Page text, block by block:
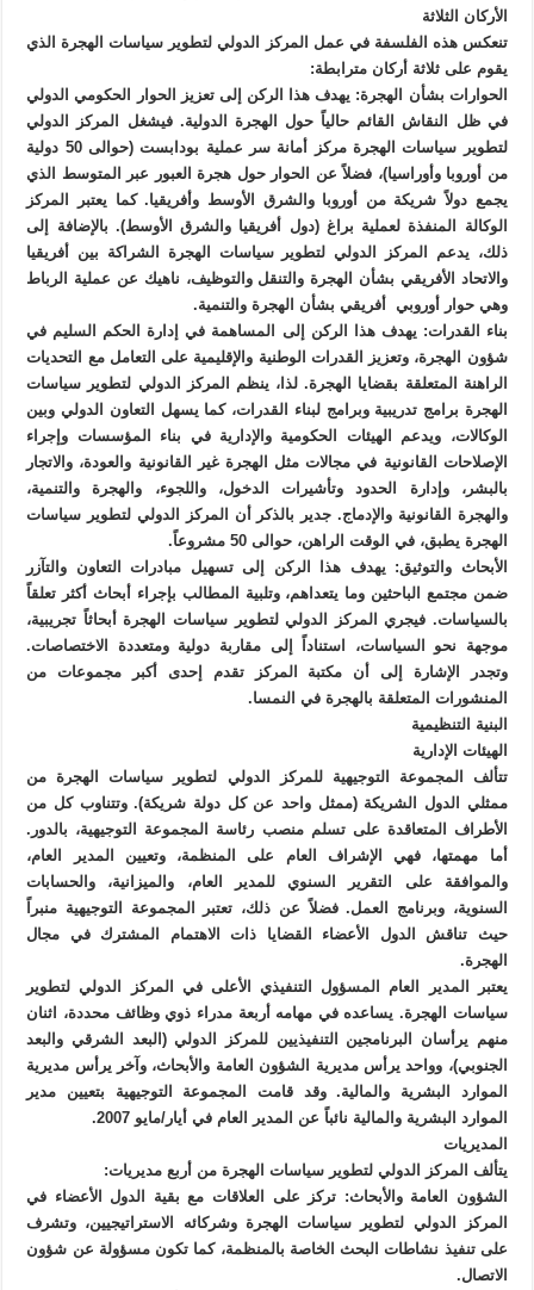
الأركان الثلاثة
تنعكس هذه الفلسفة في عمل المركز الدولي لتطوير سياسات الهجرة الذي
يقوم على ثلاثة أركان مترابطة:
الحوارات بشأن الهجرة: يهدف هذا الركن إلى تعزيز الحوار الحكومي الدولي
في ظل النقاش القائم حالياً حول الهجرة الدولية. فيشغل المركز الدولي
لتطوير سياسات الهجرة مركز أمانة سر عملية بودابست (حوالى 50 دولية
من أوروبا وأوراسيا)، فضلاً عن الحوار حول هجرة العبور عبر المتوسط الذي
يجمع دولاً شريكة من أوروبا والشرق الأوسط وأفريقيا. كما يعتبر المركز
الوكالة المنفذة لعملية براغ (دول أفريقيا والشرق الأوسط). بالإضافة إلى
ذلك، يدعم المركز الدولي لتطوير سياسات الهجرة الشراكة بين أفريقيا
والاتحاد الأفريقي بشأن الهجرة والتنقل والتوظيف، ناهيك عن عملية الرباط
وهي حوار أوروبي أفريقي بشأن الهجرة والتنمية.
بناء القدرات: يهدف هذا الركن إلى المساهمة في إدارة الحكم السليم في
شؤون الهجرة، وتعزيز القدرات الوطنية والإقليمية على التعامل مع التحديات
الراهنة المتعلقة بقضايا الهجرة. لذا، ينظم المركز الدولي لتطوير سياسات
الهجرة برامج تدريبية وبرامج لبناء القدرات، كما يسهل التعاون الدولي وبين
الوكالات، ويدعم الهيئات الحكومية والإدارية في بناء المؤسسات وإجراء
الإصلاحات القانونية في مجالات مثل الهجرة غير القانونية والعودة، والاتجار
بالبشر، وإدارة الحدود وتأشيرات الدخول، واللجوء، والهجرة والتنمية،
والهجرة القانونية والإدماج. جدير بالذكر أن المركز الدولي لتطوير سياسات
الهجرة يطبق، في الوقت الراهن، حوالى 50 مشروعاً.
الأبحاث والتوثيق: يهدف هذا الركن إلى تسهيل مبادرات التعاون والتآزر
ضمن مجتمع الباحثين وما يتعداهم، وتلبية المطالب بإجراء أبحاث أكثر تعلقاً
بالسياسات. فيجري المركز الدولي لتطوير سياسات الهجرة أبحاثاً تجريبية،
موجهة نحو السياسات، استناداً إلى مقاربة دولية ومتعددة الاختصاصات.
وتجدر الإشارة إلى أن مكتبة المركز تقدم إحدى أكبر مجموعات من
المنشورات المتعلقة بالهجرة في النمسا.
البنية التنظيمية
الهيئات الإدارية
تتألف المجموعة التوجيهية للمركز الدولي لتطوير سياسات الهجرة من
ممثلي الدول الشريكة (ممثل واحد عن كل دولة شريكة). وتتناوب كل من
الأطراف المتعاقدة على تسلم منصب رئاسة المجموعة التوجيهية، بالدور.
أما مهمتها، فهي الإشراف العام على المنظمة، وتعيين المدير العام،
والموافقة على التقرير السنوي للمدير العام، والميزانية، والحسابات
السنوية، وبرنامج العمل. فضلاً عن ذلك، تعتبر المجموعة التوجيهية منبراً
حيث تناقش الدول الأعضاء القضايا ذات الاهتمام المشترك في مجال
الهجرة.
يعتبر المدير العام المسؤول التنفيذي الأعلى في المركز الدولي لتطوير
سياسات الهجرة. يساعده في مهامه أربعة مدراء ذوي وظائف محددة، اثنان
منهم يرأسان البرنامجين التنفيذيين للمركز الدولي (البعد الشرقي والبعد
الجنوبي)، وواحد يرأس مديرية الشؤون العامة والأبحاث، وآخر يرأس مديرية
الموارد البشرية والمالية. وقد قامت المجموعة التوجيهية بتعيين مدير
الموارد البشرية والمالية نائباً عن المدير العام في أيار/مايو 2007.
المديريات
يتألف المركز الدولي لتطوير سياسات الهجرة من أربع مديريات:
الشؤون العامة والأبحاث: تركز على العلاقات مع بقية الدول الأعضاء في
المركز الدولي لتطوير سياسات الهجرة وشركائه الاستراتيجيين، وتشرف
على تنفيذ نشاطات البحث الخاصة بالمنظمة، كما تكون مسؤولة عن شؤون
الاتصال.